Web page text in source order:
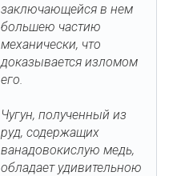
заключающейся в нем
большею частию
механически, что
доказывается изломом
его.
Чугун, полученный из
руд, содержащих
ванадовокислую медь,
обладает удивительною